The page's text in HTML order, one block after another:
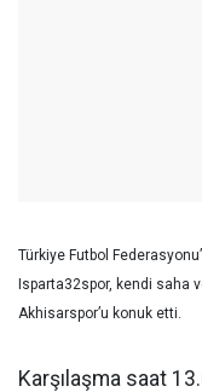
Türkiye Futbol
Isparta32spor, kendi saha
Akhisarspor’u konuk etti.
Karşılaşma saat